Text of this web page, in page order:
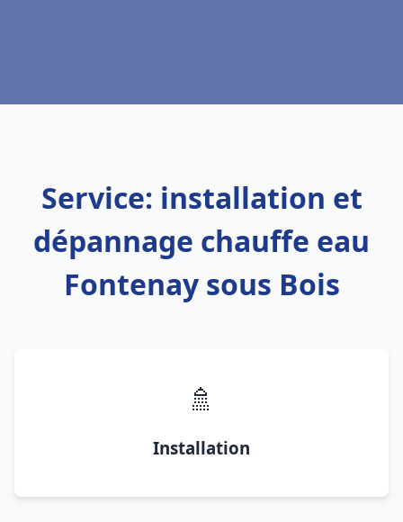
Service: installation et
dépannage chauffe eau
Fontenay sous Bois
🚿
Installation